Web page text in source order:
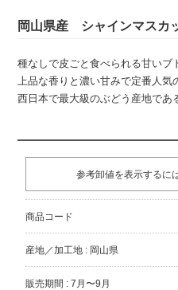
岡山県産 シャインマスカ
種なしで皮ごと食べられる甘いブ
上品な香りと濃い甘みで定番人気
西日本で最大級のぶどう産地であ
参考卸値を表示するには
商品コード
産地／加工地 : 岡山県
販売期間 : 7月〜9月